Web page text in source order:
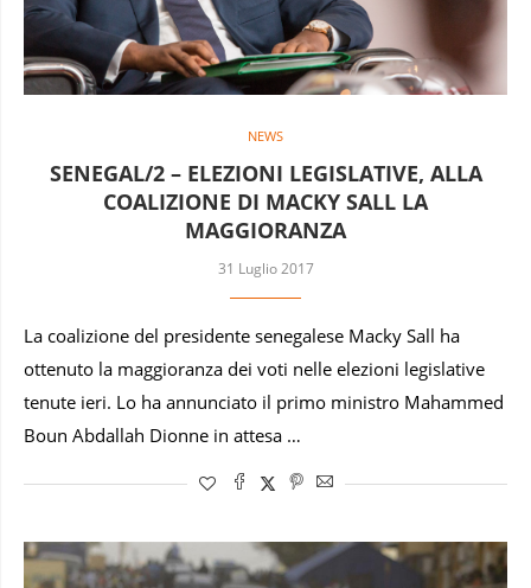
NEWS
SENEGAL/2 – ELEZIONI LEGISLATIVE, ALLA
COALIZIONE DI MACKY SALL LA
MAGGIORANZA
31 Luglio 2017
La coalizione del presidente senegalese Macky Sall ha
ottenuto la maggioranza dei voti nelle elezioni legislative
tenute ieri. Lo ha annunciato il primo ministro Mahammed
Boun Abdallah Dionne in attesa …